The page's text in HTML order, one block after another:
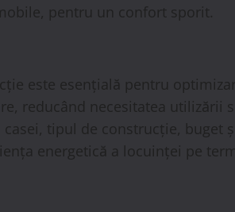
pentru un confort sporit.
este esențială pentru
reducând necesitatea utilizării
tipul de construcție,
energetică a locuinței pe